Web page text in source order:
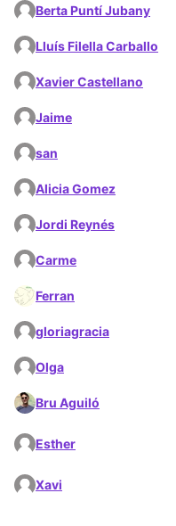
Berta Puntí Jubany
Lluís Filella Carballo
Xavier Castellano
Jaime
san
Alicia Gomez
Jordi Reynés
Carme
Ferran
gloriagracia
Olga
Bru Aguiló
Esther
Xavi